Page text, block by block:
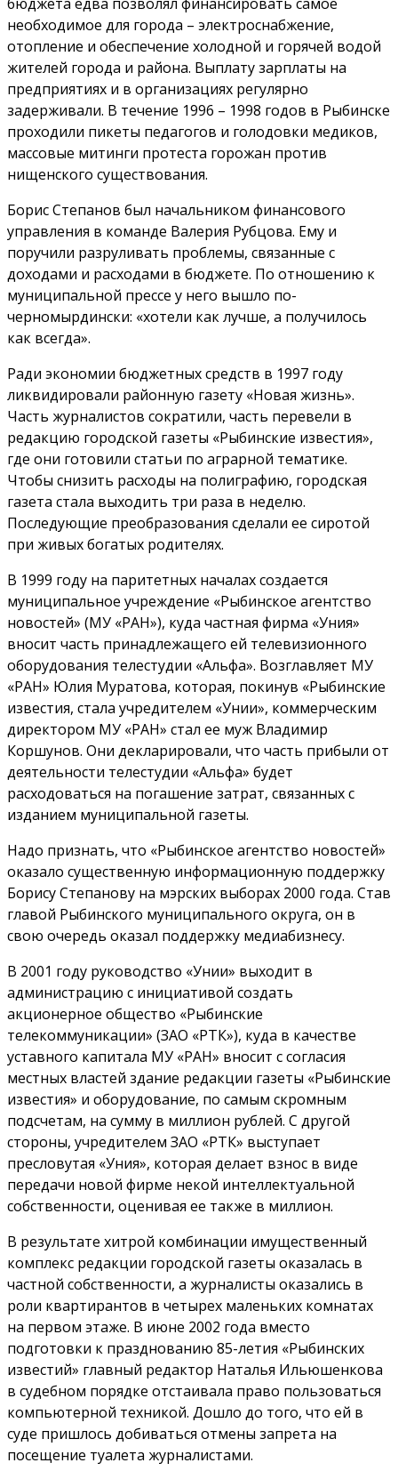
необходимое для города – электроснабжение,
отопление и обеспечение холодной и горячей водой
жителей города и района. Выплату зарплаты на
предприятиях и в организациях регулярно
задерживали. В течение 1996 – 1998 годов в Рыбинске
проходили пикеты педагогов и голодовки медиков,
массовые митинги протеста горожан против
нищенского существования.
Борис Степанов был начальником финансового
управления в команде Валерия Рубцова. Ему и
поручили разруливать проблемы, связанные с
доходами и расходами в бюджете. По отношению к
муниципальной прессе у него вышло по-
черномырдински: «хотели как лучше, а получилось
как всегда».
Ради экономии бюджетных средств в 1997 году
ликвидировали районную газету «Новая жизнь».
Часть журналистов сократили, часть перевели в
редакцию городской газеты «Рыбинские известия»,
где они готовили статьи по аграрной тематике.
Чтобы снизить расходы на полиграфию, городская
газета стала выходить три раза в неделю.
Последующие преобразования сделали ее сиротой
при живых богатых родителях.
В 1999 году на паритетных началах создается
муниципальное учреждение «Рыбинское агентство
новостей» (МУ «РАН»), куда частная фирма «Уния»
вносит часть принадлежащего ей телевизионного
оборудования телестудии «Альфа». Возглавляет МУ
«РАН» Юлия Муратова, которая, покинув «Рыбинские
известия, стала учредителем «Унии», коммерческим
директором МУ «РАН» стал ее муж Владимир
Коршунов. Они декларировали, что часть прибыли от
деятельности телестудии «Альфа» будет
расходоваться на погашение затрат, связанных с
изданием муниципальной газеты.
Надо признать, что «Рыбинское агентство новостей»
оказало существенную информационную поддержку
Борису Степанову на мэрских выборах 2000 года. Став
главой Рыбинского муниципального округа, он в
свою очередь оказал поддержку медиабизнесу.
В 2001 году руководство «Унии» выходит в
администрацию с инициативой создать
акционерное общество «Рыбинские
телекоммуникации» (ЗАО «РТК»), куда в качестве
уставного капитала МУ «РАН» вносит с согласия
местных властей здание редакции газеты «Рыбинские
известия» и оборудование, по самым скромным
подсчетам, на сумму в миллион рублей. С другой
стороны, учредителем ЗАО «РТК» выступает
пресловутая «Уния», которая делает взнос в виде
передачи новой фирме некой интеллектуальной
собственности, оценивая ее также в миллион.
В результате хитрой комбинации имущественный
комплекс редакции городской газеты оказалась в
частной собственности, а журналисты оказались в
роли квартирантов в четырех маленьких комнатах
на первом этаже. В июне 2002 года вместо
подготовки к празднованию 85-летия «Рыбинских
известий» главный редактор Наталья Ильюшенкова
в судебном порядке отстаивала право пользоваться
компьютерной техникой. Дошло до того, что ей в
суде пришлось добиваться отмены запрета на
посещение туалета журналистами.